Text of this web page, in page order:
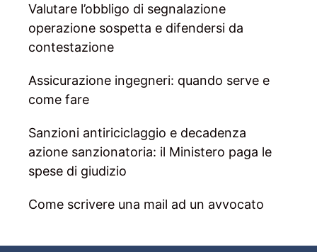
Valutare l’obbligo di segnalazione
operazione sospetta e difendersi da
contestazione
Assicurazione ingegneri: quando serve e
come fare
Sanzioni antiriciclaggio e decadenza
azione sanzionatoria: il Ministero paga le
spese di giudizio
Come scrivere una mail ad un avvocato